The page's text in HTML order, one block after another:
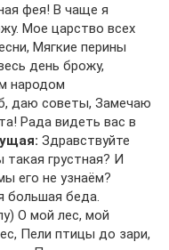
фея! В чаще я
Мое царство всех
Мягкие перины
день брожу,
народом
даю советы, Замечаю
Рада видеть вас в
Здравствуйте
грустная? И
его не узнаём?
большая беда.
О мой лес, мой
Пели птицы до зари,